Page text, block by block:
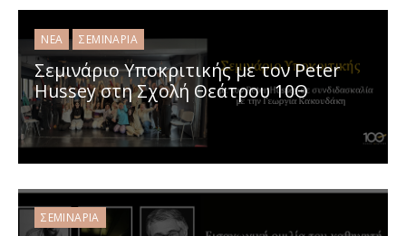
ΝΈΑ ΣΕΜΙΝΆΡΙΑ
Σεμινάριο Υποκριτικής με τον Peter
Hussey στη Σχολή Θεάτρου 10Θ
ΣΕΜΙΝΆΡΙΑ